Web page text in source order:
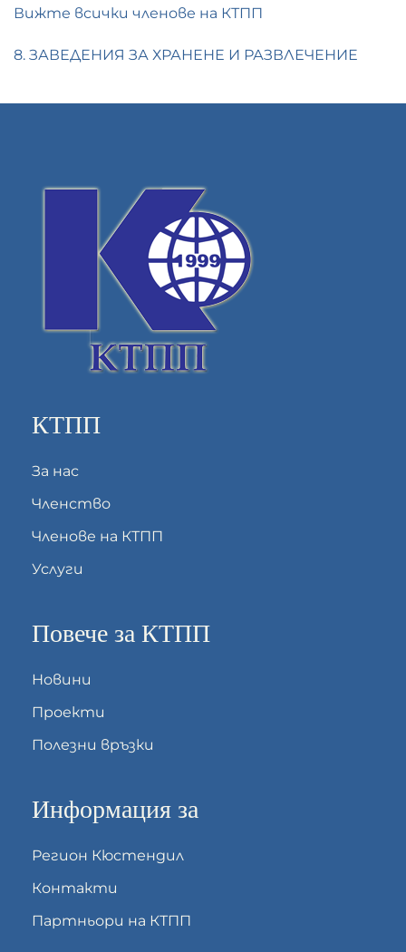
Вижте всички членове на КТПП
8. ЗАВЕДЕНИЯ ЗА ХРАНЕНЕ И РАЗВЛЕЧЕНИЕ
КТПП
За нас
Членство
Членове на КТПП
Услуги
Повече за КТПП
Новини
Проекти
Полезни връзки
Информация за
Регион Кюстендил
Контакти
Партньори на КТПП